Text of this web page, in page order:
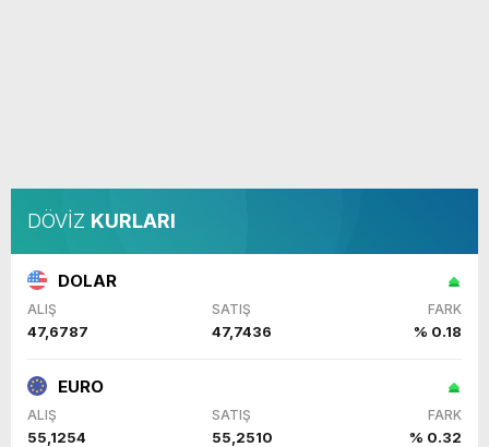
DÖVİZ KURLARI
DOLAR
ALIŞ SATIŞ FARK
47,6787 47,7436 % 0.18
EURO
ALIŞ SATIŞ FARK
55,1254 55,2510 % 0.32